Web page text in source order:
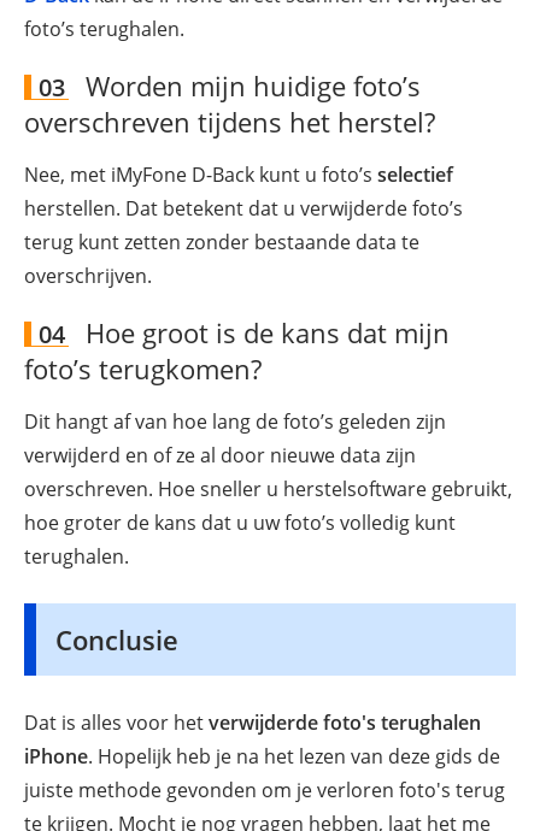
foto’s terughalen.
03
Worden mijn huidige foto’s
overschreven tijdens het herstel?
Nee, met iMyFone D-Back kunt u foto’s selectief
herstellen. Dat betekent dat u verwijderde foto’s
terug kunt zetten zonder bestaande data te
overschrijven.
04
Hoe groot is de kans dat mijn
foto’s terugkomen?
Dit hangt af van hoe lang de foto’s geleden zijn
verwijderd en of ze al door nieuwe data zijn
overschreven. Hoe sneller u herstelsoftware gebruikt,
hoe groter de kans dat u uw foto’s volledig kunt
terughalen.
Conclusie
Dat is alles voor hetverwijderde foto's terughalen
iPhone. Hopelijk heb je na het lezen van deze gids de
juiste methode gevonden om je verloren foto's terug
te krijgen. Mocht je nog vragen hebben, laat het me